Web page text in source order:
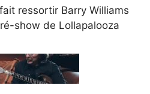
ressortir Barry Williams
show de Lollapalooza